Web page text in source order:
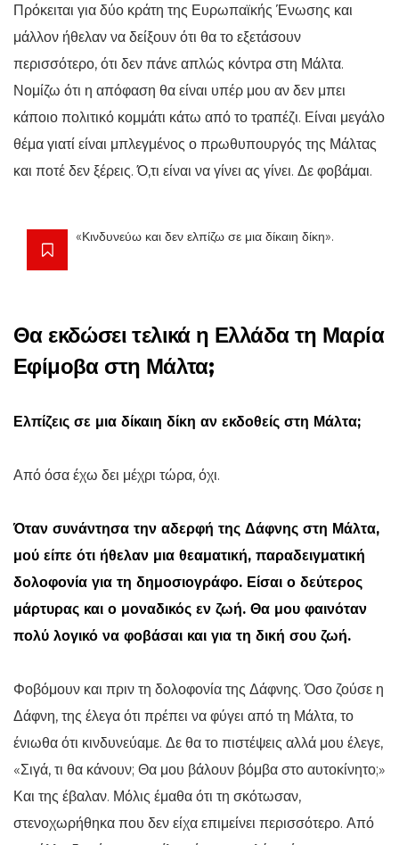
Πρόκειται για δύο κράτη της Ευρωπαϊκής Ένωσης και
μάλλον ήθελαν να δείξουν ότι θα το εξετάσουν
περισσότερο, ότι δεν πάνε απλώς κόντρα στη Μάλτα.
Νομίζω ότι η απόφαση θα είναι υπέρ μου αν δεν μπει
κάποιο πολιτικό κομμάτι κάτω από το τραπέζι. Είναι μεγάλο
θέμα γιατί είναι μπλεγμένος ο πρωθυπουργός της Μάλτας
και ποτέ δεν ξέρεις. Ό,τι είναι να γίνει ας γίνει. Δε φοβάμαι.
«Κινδυνεύω και δεν ελπίζω σε μια δίκαιη δίκη».
Θα εκδώσει τελικά η Ελλάδα τη Μαρία
Εφίμοβα στη Μάλτα;
Ελπίζεις σε μια δίκαιη δίκη αν εκδοθείς στη Μάλτα;
Από όσα έχω δει μέχρι τώρα, όχι.
Όταν συνάντησα την αδερφή της Δάφνης στη Μάλτα,
μού είπε ότι ήθελαν μια θεαματική, παραδειγματική
δολοφονία για τη δημοσιογράφο. Είσαι ο δεύτερος
μάρτυρας και ο μοναδικός εν ζωή. Θα μου φαινόταν
πολύ λογικό να φοβάσαι και για τη δική σου ζωή.
Φοβόμουν και πριν τη δολοφονία της Δάφνης. Όσο ζούσε η
Δάφνη, της έλεγα ότι πρέπει να φύγει από τη Μάλτα, το
ένιωθα ότι κινδυνεύαμε. Δε θα το πιστέψεις αλλά μου έλεγε,
«Σιγά, τι θα κάνουν; Θα μου βάλουν βόμβα στο αυτοκίνητο;»
Και της έβαλαν. Μόλις έμαθα ότι τη σκότωσαν,
στενοχωρήθηκα που δεν είχα επιμείνει περισσότερο. Από